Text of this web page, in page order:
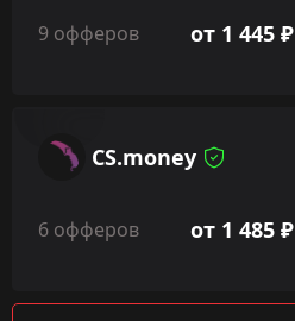
9 офферов от 1 445 ₽
CS.money
6 офферов от 1 485 ₽